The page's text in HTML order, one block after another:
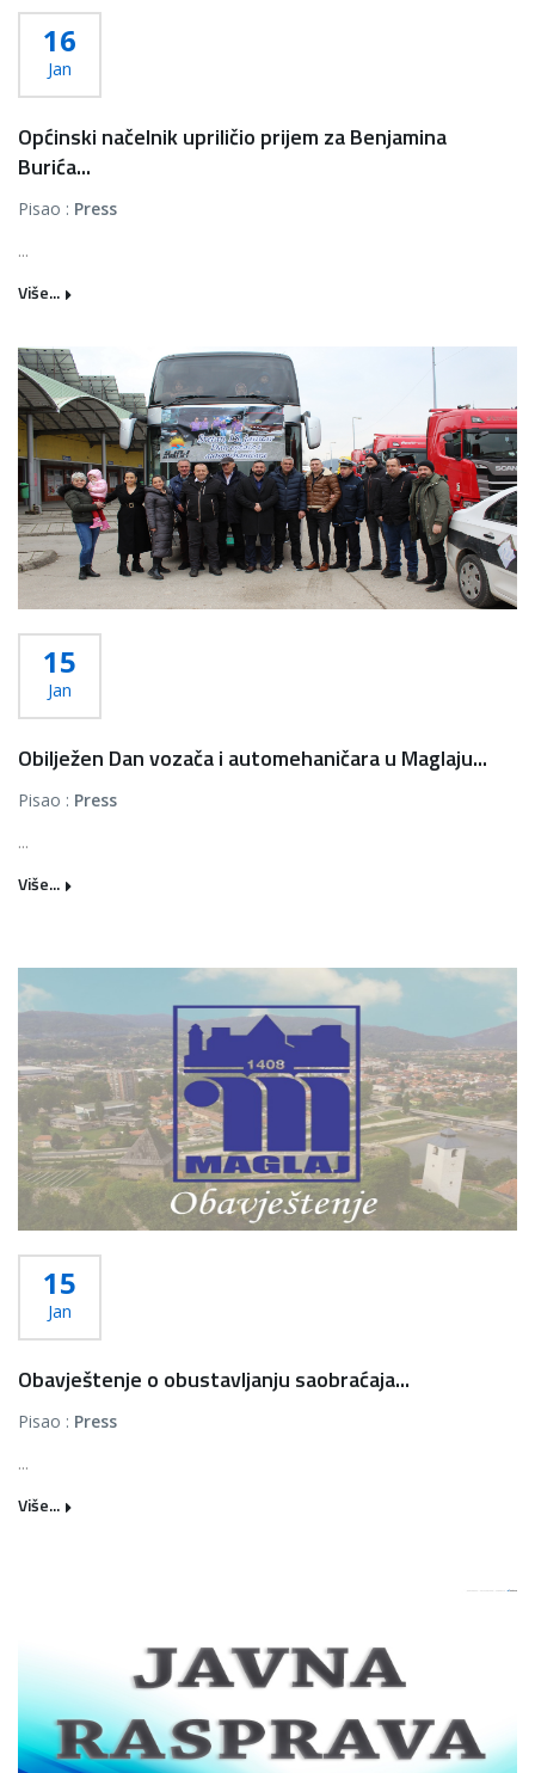
16
Jan
Općinski načelnik upriličio prijem za Benjamina
Burića...
Pisao : Press
...
Više...
15
Jan
Obilježen Dan vozača i automehaničara u Maglaju...
Pisao : Press
...
Više...
15
Jan
Obavještenje o obustavljanju saobraćaja...
Pisao : Press
...
Više...